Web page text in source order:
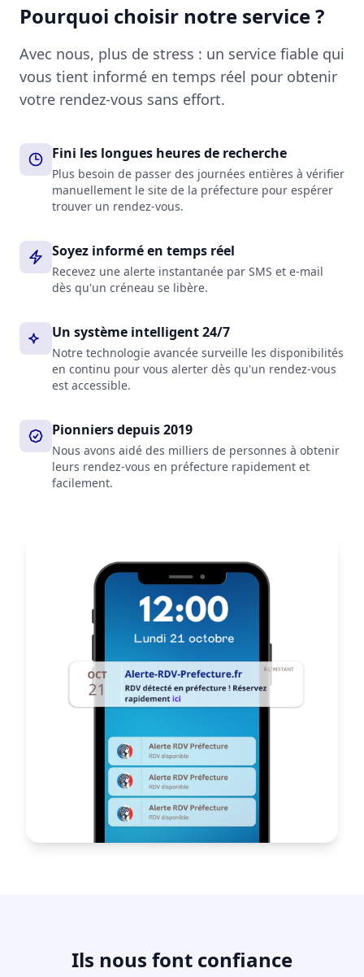
Pourquoi choisir notre service ?
Avec nous, plus de stress : un service fiable qui
vous tient informé en temps réel pour obtenir
votre rendez-vous sans effort.
Fini les longues heures de recherche
Plus besoin de passer des journées entières à vérifier
manuellement le site de la préfecture pour espérer
trouver un rendez-vous.
Soyez informé en temps réel
Recevez une alerte instantanée par SMS et e-mail
dès qu'un créneau se libère.
Un système intelligent 24/7
Notre technologie avancée surveille les disponibilités
en continu pour vous alerter dès qu'un rendez-vous
est accessible.
Pionniers depuis 2019
Nous avons aidé des milliers de personnes à obtenir
leurs rendez-vous en préfecture rapidement et
facilement.
Ils nous font confiance